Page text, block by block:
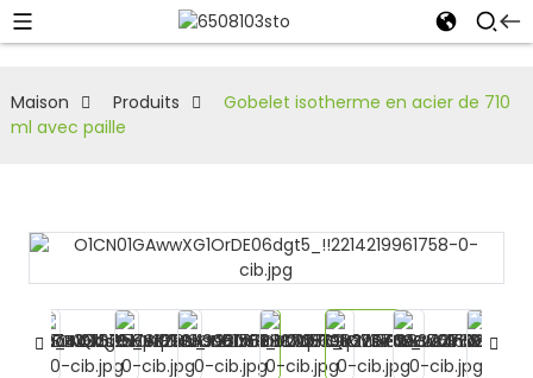
Maison Produits
Gobelet isotherme en acier de 710
ml avec paille